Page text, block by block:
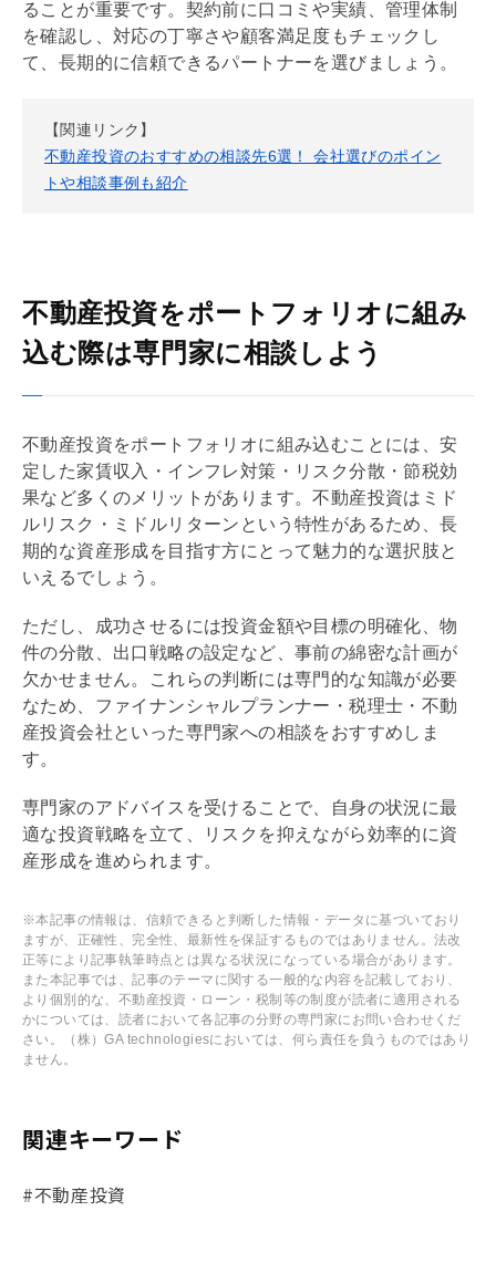
ることが重要です。契約前に口コミや実績、管理体制
を確認し、対応の丁寧さや顧客満足度もチェックし
て、長期的に信頼できるパートナーを選びましょう。
【関連リンク】
不動産投資のおすすめの相談先6選！ 会社選びのポイン
トや相談事例も紹介
不動産投資をポートフォリオに組み
込む際は専門家に相談しよう
不動産投資をポートフォリオに組み込むことには、安
定した家賃収入・インフレ対策・リスク分散・節税効
果など多くのメリットがあります。不動産投資はミド
ルリスク・ミドルリターンという特性があるため、長
期的な資産形成を目指す方にとって魅力的な選択肢と
いえるでしょう。
ただし、成功させるには投資金額や目標の明確化、物
件の分散、 出口戦略の設定など、事前の綿密な計画が
欠かせません。これらの判断には専門的な知識が必要
なため、ファイナンシャルプランナー・税理士・不動
産投資会社といった専門家への相談をおすすめしま
す。
専門家のアドバイスを受けることで、自身の状況に最
適な投資戦略を立て、リスクを抑えながら効率的に資
産形成を進められます。
※本記事の情報は、信頼できると判断した情報・データに基づいており
ますが、正確性、完全性、最新性を保証するものではありません。法改
正等により記事執筆時点とは異なる状況になっている場合があります。
また本記事では、記事のテーマに関する一般的な内容を記載しており、
より個別的な、不動産投資・ローン・税制等の制度が読者に適用される
かについては、読者において各記事の分野の専門家にお問い合わせくだ
さい。（株）GA technologiesにおいては、何ら責任を負うものではあり
ません。
関連キーワード
#不動産投資